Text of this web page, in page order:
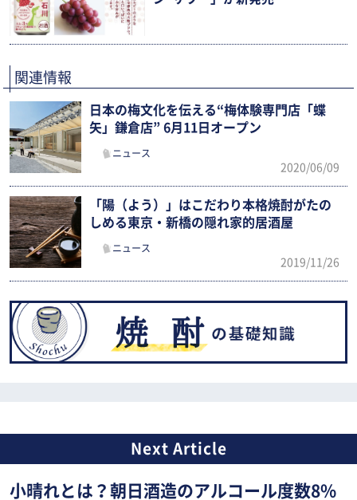
関連情報
日本の梅文化を伝える“梅体験専門店「蝶
矢」鎌倉店” 6月11日オープン
ニュース
2020/06/09
「陽（よう）」はこだわり本格焼酎がたの
しめる東京・新橋の隠れ家的居酒屋
ニュース
2019/11/26
小晴れとは？朝日酒造のアルコール度数8%